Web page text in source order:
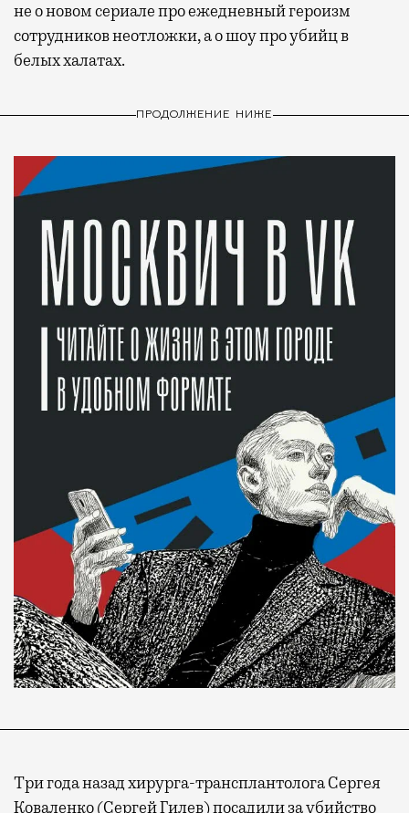
не о новом сериале про ежедневный героизм
сотрудников неотложки, а о шоу про убийц в
белых халатах.
ПРОДОЛЖЕНИЕ НИЖЕ
Три года назад хирурга-трансплантолога Сергея
Коваленко (Сергей Гилев) посадили за убийство